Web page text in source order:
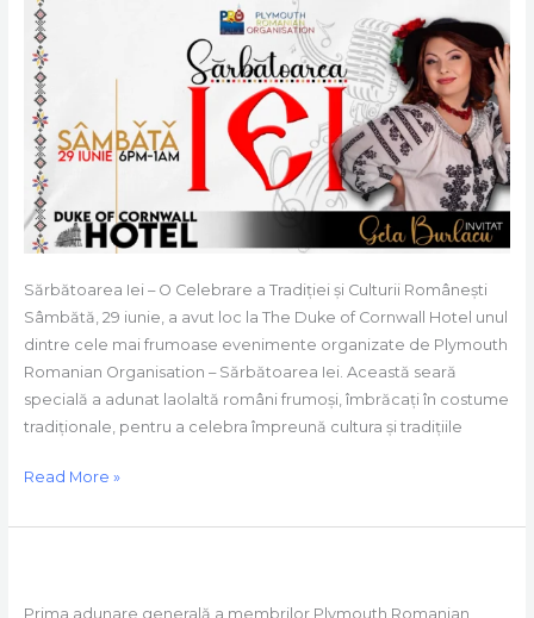
Sărbătoarea Iei – O Celebrare a Tradiției și Culturii Românești
Sâmbătă, 29 iunie, a avut loc la The Duke of Cornwall Hotel unul
dintre cele mai frumoase evenimente organizate de Plymouth
Romanian Organisation – Sărbătoarea Iei. Această seară
specială a adunat laolaltă români frumoși, îmbrăcați în costume
tradiționale, pentru a celebra împreună cultura și tradițiile
Sarbatoarea
Iei
Petrece
cu
Geta
Burlacu
Read More »
Prima adunare generală a membrilor Plymouth Romanian